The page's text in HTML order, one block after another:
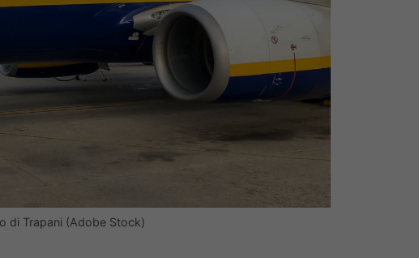
di Trapani (Adobe Stock)